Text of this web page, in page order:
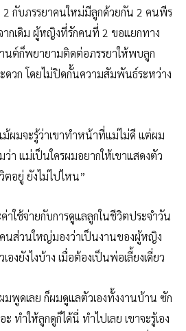
2 กับภรรยาคนใหม่มีลูกด้วยกัน 2 คนพีร
ากเดิม ผู้หญิงที่รักคนที่ 2 ขอแยกทาง
นต์ก็พยายามติดต่อภรรยาให้พบลูก
ดวก โดยไม่ปิดกั้นความสัมพันธ์ระหว่าง
ผมจะรู้ว่าเขาทำหน้าที่แม่ไม่ดี แต่ผม
า แม่เป็นใครผมอยากให้เขาแสดงตัว
ตอยู่ ยังไม่ไปไหน”
าใช้จ่ายกับการดูแลลูกในชีวิตประจำวัน
ส่วนใหญ่มองว่าเป็นงานของผู้หญิง
งยังไงบ้าง เมื่อต้องเป็นพ่อเลี้ยงเดี่ยว
มพูดเลย ก็ผมดูแลตัวเองทั้งงานบ้าน ซัก
ทำให้ลูกดูก็ได้นี่ ทำไปเลย เขาจะรู้เอง